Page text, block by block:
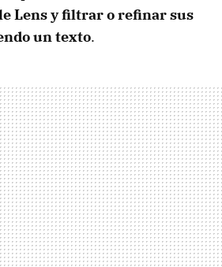
Lens y filtrar o refinar sus
un texto.